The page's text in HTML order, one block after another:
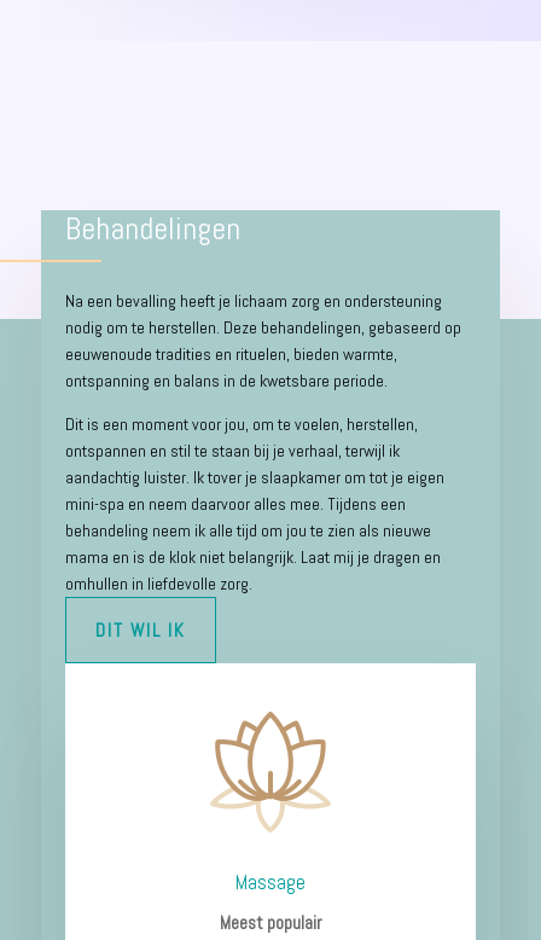
Behandelingen
Na een bevalling heeft je lichaam zorg en ondersteuning
nodig om te herstellen. Deze behandelingen, gebaseerd op
eeuwenoude tradities en rituelen, bieden warmte,
ontspanning en balans in de kwetsbare periode.
Dit is een moment voor jou, om te voelen, herstellen,
ontspannen en stil te staan bij je verhaal, terwijl ik
aandachtig luister. Ik tover je slaapkamer om tot je eigen
mini-spa en neem daarvoor alles mee. Tijdens een
behandeling neem ik alle tijd om jou te zien als nieuwe
mama en is de klok niet belangrijk. Laat mij je dragen en
omhullen in liefdevolle zorg.
DIT WIL IK
Massage
Meest populair